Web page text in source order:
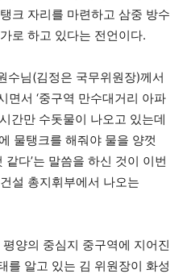
크 자리를 마련하고 삼중 방수
로 하고 있다는 전언이다.
수님(김정은 국무위원장)께서
면서 ‘중구역 만수대거리 아파
간만 수돗물이 나오고 있는데
물탱크를 해줘야 물을 양껏
다’는 말씀을 하신 것이 이번
설 총지휘부에서 나오는
양의 중심지 중구역에 지어진
를 알고 있는 김 위원장이 화성